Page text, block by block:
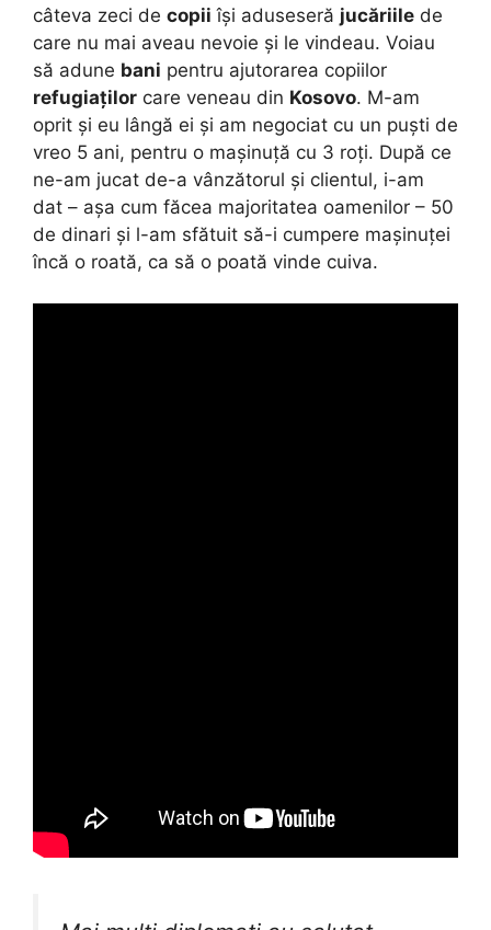
câteva zeci de copii își aduseseră jucăriile de
care nu mai aveau nevoie și le vindeau. Voiau
să adune bani pentru ajutorarea copiilor
refugiaților care veneau din Kosovo. M-am
oprit și eu lângă ei și am negociat cu un puști de
vreo 5 ani, pentru o mașinuță cu 3 roți. După ce
ne-am jucat de-a vânzătorul și clientul, i-am
dat – așa cum făcea majoritatea oamenilor – 50
de dinari și l-am sfătuit să-i cumpere mașinuței
încă o roată, ca să o poată vinde cuiva.